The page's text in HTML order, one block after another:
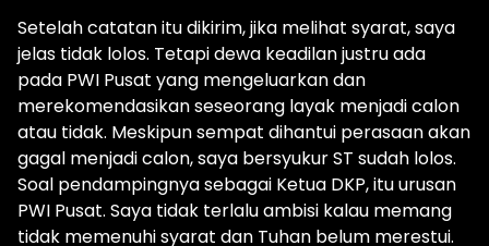
Setelah catatan itu dikirim, jika melihat syarat, saya
jelas tidak lolos. Tetapi dewa keadilan justru ada
pada PWI Pusat yang mengeluarkan dan
merekomendasikan seseorang layak menjadi calon
atau tidak. Meskipun sempat dihantui perasaan akan
gagal menjadi calon, saya bersyukur ST sudah lolos.
Soal pendampingnya sebagai Ketua DKP, itu urusan
PWI Pusat. Saya tidak terlalu ambisi kalau memang
tidak memenuhi syarat dan Tuhan belum merestui.